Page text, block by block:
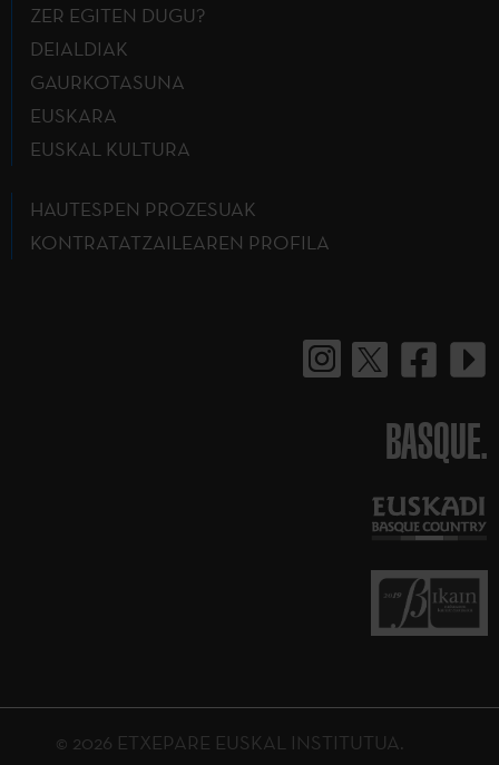
ZER EGITEN DUGU?
DEIALDIAK
GAURKOTASUNA
EUSKARA
EUSKAL KULTURA
HAUTESPEN PROZESUAK
KONTRATATZAILEAREN PROFILA
BASQUE.
© 2026 ETXEPARE EUSKAL INSTITUTUA.